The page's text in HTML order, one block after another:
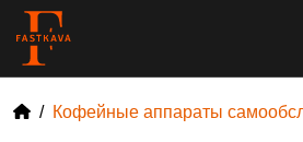
Кофейные аппараты